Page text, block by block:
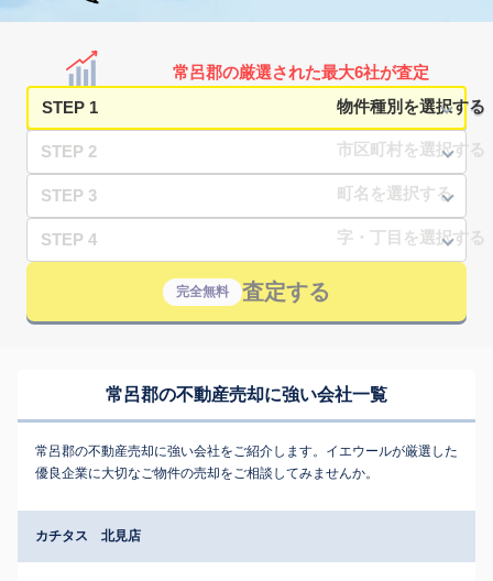
常呂郡の厳選された最大6社が査定
STEP 1
STEP 2
STEP 3
STEP 4
完全無料 査定する
常呂郡の不動産売却に強い会社一覧
常呂郡の不動産売却に強い会社をご紹介します。イエウールが厳選した
優良企業に大切なご物件の売却をご相談してみませんか。
カチタス 北見店
お問い合わせ